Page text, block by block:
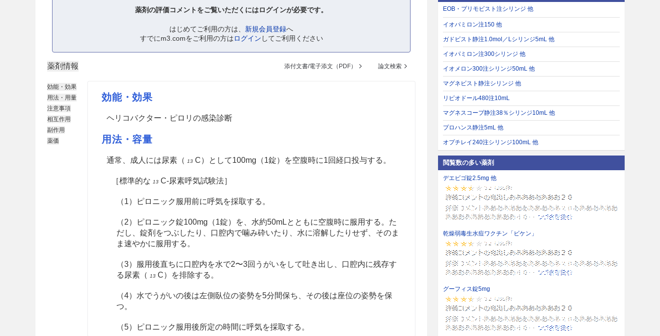
薬剤の評価コメントをご覧いただくにはログインが必要です。
はじめてご利用の方は、 新規会員登録へ
すでにm3.comをご利用の方はログイン してご利用ください
薬剤情報 添付文書/電子添文（PDF） 論文検索
効能・効果
用法・用量
注意事項
相互作用
副作用
薬価
効能・効果
ヘリコバクター・ピロリの感染診断
用法・容量
通常、成人には尿素（ 13 C）として100mg（1錠）を空腹時に1回経口投与する。
［標準的な 13 C-尿素呼気試験法］
（1）ピロニック服用前に呼気を採取する。
（2）ピロニック錠100mg（1錠）を、水約50mLとともに空腹時に服用する。た
だし、錠剤をつぶしたり、口腔内で噛み砕いたり、水に溶解したりせず、そのま
ま速やかに服用する。
（3）服用後直ちに口腔内を水で2〜3回うがいをして吐き出し、口腔内に残存す
る尿素（
13 C）を排除する。
（4）水でうがいの後は左側臥位の姿勢を5分間保ち、その後は座位の姿勢を保
つ。
（5）ピロニック服用後所定の時間に呼気を採取する。
EOB・プリモビスト注シリンジ 他
イオパミロン注150 他
ガドビスト静注1.0mol／Lシリンジ5mL 他
イオパミロン注300シリンジ 他
イオメロン300注シリンジ50mL 他
マグネビスト静注シリンジ 他
リピオドール480注10mL
マグネスコープ静注38％シリンジ10mL 他
プロハンス静注5mL 他
オプチレイ240注シリンジ100mL 他
閲覧数の多い薬剤
デエビゴ錠2.5mg 他
乾燥弱毒生水痘ワクチン「ビケン」
グーフィス錠5mg